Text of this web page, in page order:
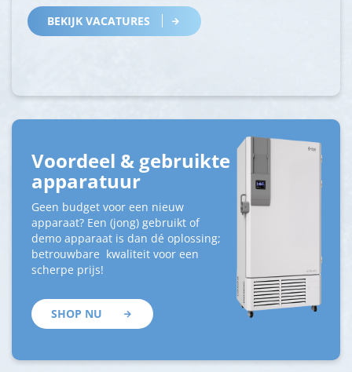
BEKIJK VACATURES
Voordeel & gebruikte
apparatuur
Geen budget voor een nieuw
apparaat? Een (jong) gebruikt of
demo apparaat is dan dé oplossing;
betrouwbare kwaliteit voor een
scherpe prijs!
SHOP NU